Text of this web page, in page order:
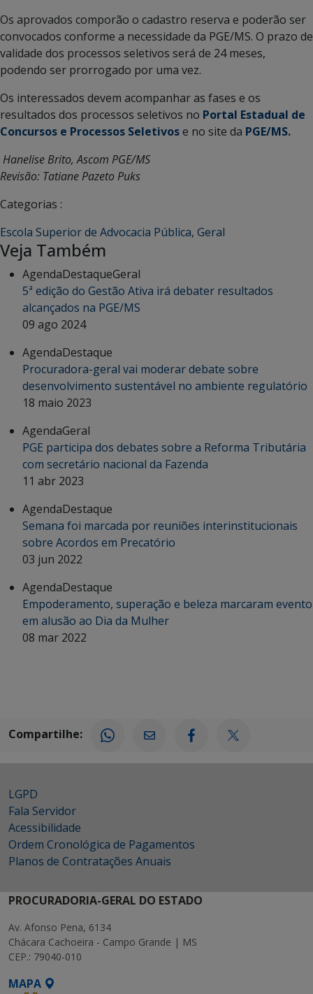
Os aprovados comporão o cadastro reserva e poderão ser
convocados conforme a necessidade da PGE/MS. O prazo de
validade dos processos seletivos será de 24 meses,
podendo ser prorrogado por uma vez.
Os interessados devem acompanhar as fases e os
resultados dos processos seletivos no Portal Estadual de
Concursos e Processos Seletivose no site da PGE/MS.
Hanelise Brito, Ascom PGE/MS
Revisão: Tatiane Pazeto Puks
Categorias :
Escola Superior de Advocacia Pública, Geral
Veja Também
AgendaDestaqueGeral
5ª edição do Gestão Ativa irá debater resultados
alcançados na PGE/MS
09 ago 2024
AgendaDestaque
Procuradora-geral vai moderar debate sobre
desenvolvimento sustentável no ambiente regulatório
18 maio 2023
AgendaGeral
PGE participa dos debates sobre a Reforma Tributária
com secretário nacional da Fazenda
11 abr 2023
AgendaDestaque
Semana foi marcada por reuniões interinstitucionais
sobre Acordos em Precatório
03 jun 2022
AgendaDestaque
Empoderamento, superação e beleza marcaram evento
em alusão ao Dia da Mulher
08 mar 2022
Compartilhe:
LGPD
Fala Servidor
Acessibilidade
Ordem Cronológica de Pagamentos
Planos de Contratações Anuais
PROCURADORIA-GERAL DO ESTADO
Av. Afonso Pena, 6134
Chácara Cachoeira - Campo Grande | MS
CEP.: 79040-010
MAPA